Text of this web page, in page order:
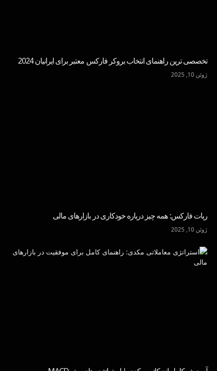
تخصصی ترین راهنمای انتخاب بروکر فارکس معتبر برای ایرانیان 2024
ژوئن 10, 2025
ربات فارکس: همه چیز درباره خودکاری در بازارهای مالی
ژوئن 10, 2025